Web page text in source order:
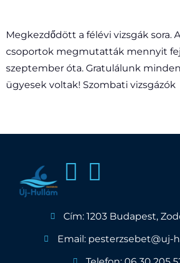
Megkezdődött a félévi vizsgák sora.
csoportok megmutatták mennyit
szeptember óta. Gratulálunk
ügyesek voltak! Szombati vizsgázók
Cím: 1203 Budapest,
Email: pesterzsebet@uj-